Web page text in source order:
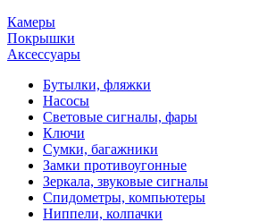
Камеры
Покрышки
Аксессуары
Бутылки, фляжки
Насосы
Световые сигналы, фары
Ключи
Сумки, багажники
Замки противоугонные
Зеркала, звуковые сигналы
Спидометры, компьютеры
Ниппели, колпачки